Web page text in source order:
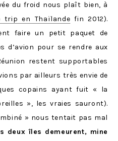
du froid nous plaît bien, à
trip en Thaïlande fin 2012).
faire un petit paquet de
d’avion pour se rendre aux
restent supportables
par ailleurs très envie de
copains ayant fuit « la
», les vraies sauront).
» nous tentait pas mal
deux îles demeurent, mine